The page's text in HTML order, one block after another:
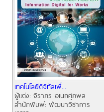
เทคโนโลยีดิจิทัลเพื่...
ผู้แต่ง: จิราภร อเนกศุภพล
สำนักพิมพ์: พัฒนาวิชาการ